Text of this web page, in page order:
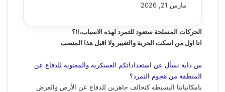
مارس 21, 2026
الحركات المسلحة ستعود للتمرد لهذه الاسباب،!!؟
انا اول من اسكت الحرية والتغيير ولا اقبل هذا المنصب
س داية نسأل عن استعداداتكم العسكرية والمعنوية للدفاع عن
المنطقة من هجوم التمرد؟
بامكانياتنا البسيطة كتحالف جاهزين للدفاع عن الأرض والعرض